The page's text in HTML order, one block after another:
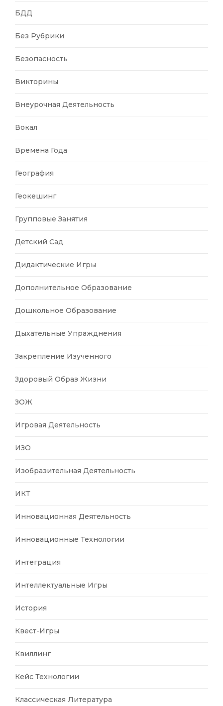
БДД
Без Рубрики
Безопасность
Викторины
Внеурочная Деятельность
Вокал
Времена Года
География
Геокешинг
Групповые Занятия
Детский Сад
Дидактические Игры
Дополнительное Образование
Дошкольное Образование
Дыхательные Упражднения
Закрепление Изученного
Здоровый Образ Жизни
ЗОЖ
Игровая Деятельность
ИЗО
Изобразительная Деятельность
ИКТ
Инновационная Деятельность
Инновационные Технологии
Интеграция
Интеллектуальные Игры
История
Квест-Игры
Квиллинг
Кейс Технологии
Классическая Литература